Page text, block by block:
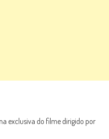
exclusiva do filme dirigido por